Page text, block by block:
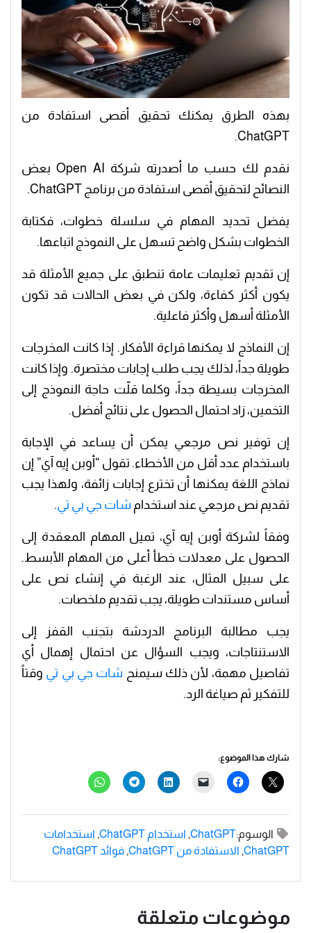
بهذه الطرق يمكنك تحقيق أقصى استفادة من
ChatGPT.
نقدم لك حسب ما أصدرته شركة Open AI بعض
النصائح لتحقيق أقصى استفادة من برنامج ChatGPT.
يفضل تحديد المهام في سلسلة خطوات، فكتابة
الخطوات بشكل واضح تسهل على النموذج اتباعها.
إن تقديم تعليمات عامة تنطبق على جميع الأمثلة قد
يكون أكثر كفاءة، ولكن في بعض الحالات قد تكون
الأمثلة أسهل وأكثر فاعلية.
إن النماذج لا يمكنها قراءة الأفكار. إذا كانت المخرجات
طويلة جداً، لذلك يجب طلب إجابات مختصرة. وإذا كانت
المخرجات بسيطة جداً، وكلما قلّت حاجة النموذج إلى
التخمين، زاد احتمال الحصول على نتائج أفضل.
إن توفير نص مرجعي يمكن أن يساعد في الإجابة
باستخدام عدد أقل من الأخطاء. تقول “أوبن إيه آي” إن
نماذج اللغة يمكنها أن تخترع إجابات زائفة، ولهذا يجب
تقديم نص مرجعي عند استخدام شات جي بي تي.
وفقاً لشركة أوبن إيه آي، تميل المهام المعقدة إلى
الحصول على معدلات خطأ أعلى من المهام الأبسط.
على سبيل المثال، عند الرغبة في إنشاء نص على
أساس مستندات طويلة، يجب تقديم ملخصات.
يجب مطالبة البرنامج الدردشة بتجنب القفز إلى
الاستنتاجات، ويجب السؤال عن احتمال إهمال أي
تفاصيل مهمة، لأن ذلك سيمنح شات جي بي تي وقتاً
للتفكير ثم صياغة الرد.
شارك هذا الموضوع:
الوسوم:ChatGPT
, استخدام ChatGPT , استخدامات
ChatGPT
, الاستفادة من ChatGPT , فوائد ChatGPT
موضوعات متعلقة